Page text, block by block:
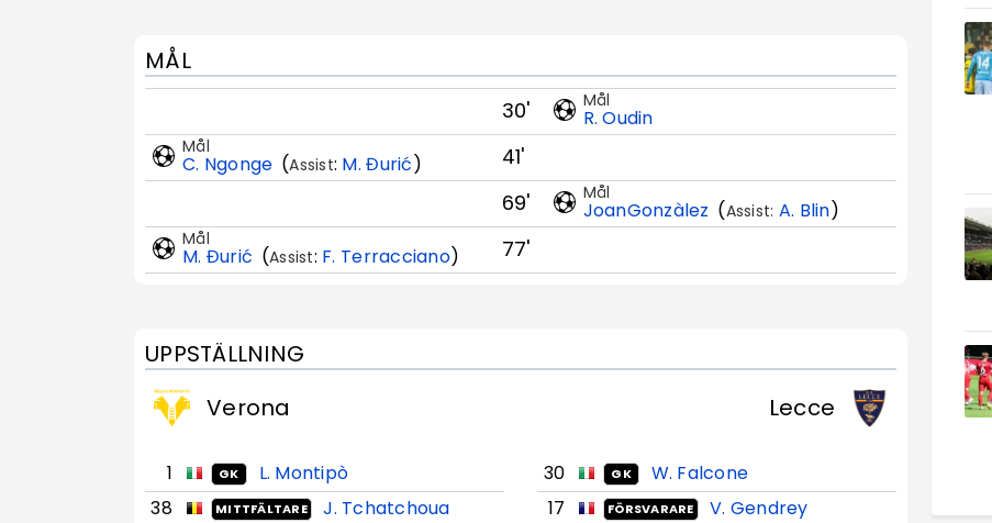
MÅL
30' Mål
R. Oudin
Mål
C. Ngonge (Assist: M. Đurić)
41'
69'
Mål
JoanGonzàlez (Assist: A. Blin)
Mål
M. Đurić (Assist: F. Terracciano) 77'
UPPSTÄLLNING
Verona
1 GK
L. Montipò
38
MITTFÄLTARE
J. Tchatchoua
Lecce
30 GK
W. Falcone
17
FÖRSVARARE
V. Gendrey